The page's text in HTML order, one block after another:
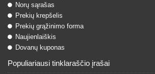
Norų sąrašas
Prekių krepšelis
Prekių grąžinimo forma
Naujienlaiškis
Dovanų kuponas
Populiariausi tinklaraščio įrašai